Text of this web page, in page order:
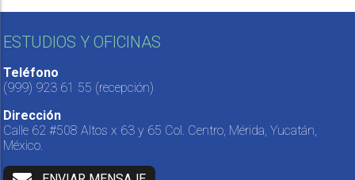
ESTUDIOS Y OFICINAS
Teléfono
(999) 923 61 55 (recepción)
Dirección
Calle 62 #508 Altos x 63 y 65 Col. Centro, Mérida, Yucatán,
México.